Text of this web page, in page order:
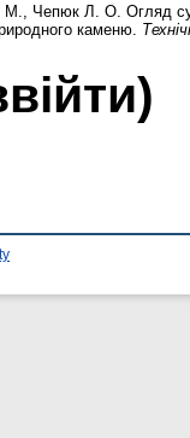
М. Чепюк Л. О. Огляд
каменю.